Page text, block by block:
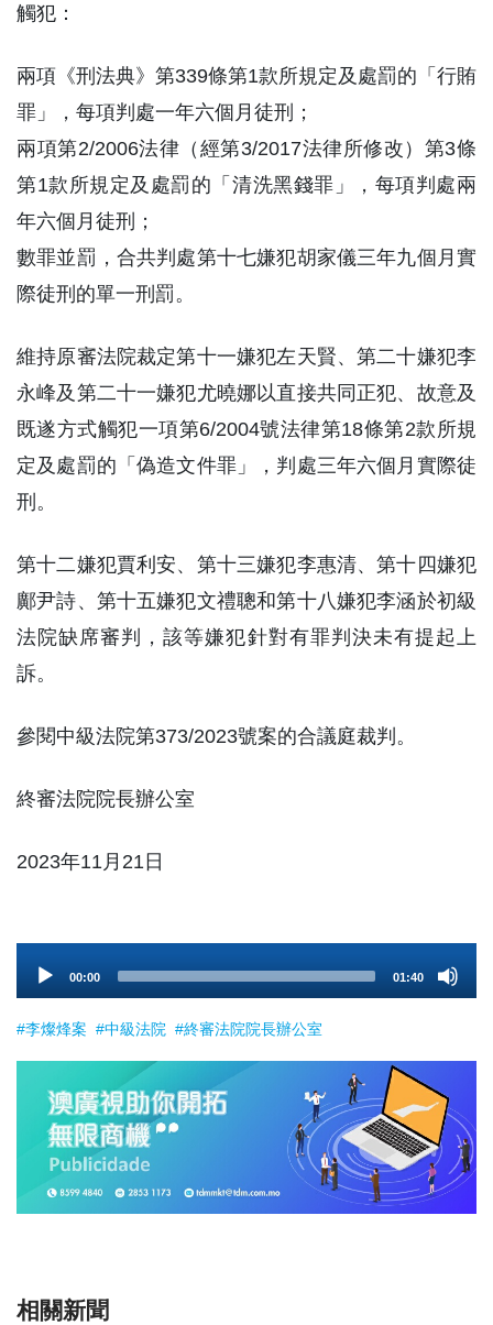
觸犯：
兩項《刑法典》第339條第1款所規定及處罰的「行賄
罪」，每項判處一年六個月徒刑；
兩項第2/2006法律（經第3/2017法律所修改）第3條
第1款所規定及處罰的「清洗黑錢罪」，每項判處兩
年六個月徒刑；
數罪並罰，合共判處第十七嫌犯胡家儀三年九個月實
際徒刑的單一刑罰。
維持原審法院裁定第十一嫌犯左天賢、第二十嫌犯李
永峰及第二十一嫌犯尤曉娜以直接共同正犯、故意及
既遂方式觸犯一項第6/2004號法律第18條第2款所規
定及處罰的「偽造文件罪」，判處三年六個月實際徒
刑。
第十二嫌犯賈利安、第十三嫌犯李惠清、第十四嫌犯
鄺尹詩、第十五嫌犯文禮聰和第十八嫌犯李涵於初級
法院缺席審判，該等嫌犯針對有罪判決未有提起上
訴。
參閱中級法院第373/2023號案的合議庭裁判。
終審法院院長辦公室
2023年11月21日
Player
00:00 01:40
#李燦烽案 #中級法院 #終審法院院長辦公室
相關新聞